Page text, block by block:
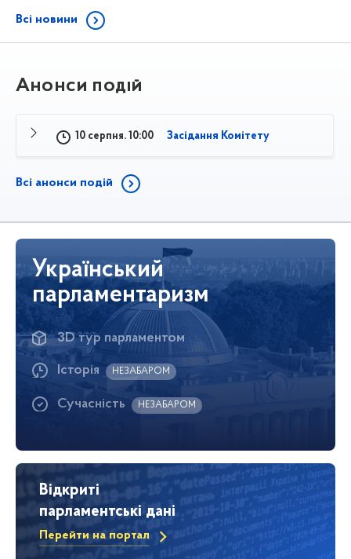
Всі новини
Анонси подій
10 серпня. 10:00 Засідання Комітету
Всі анонси подій
Український
парламентаризм
3D тур парламентом
Історія НЕЗАБАРОМ
Сучасність НЕЗАБАРОМ
Відкриті
парламентські дані
Перейти на портал